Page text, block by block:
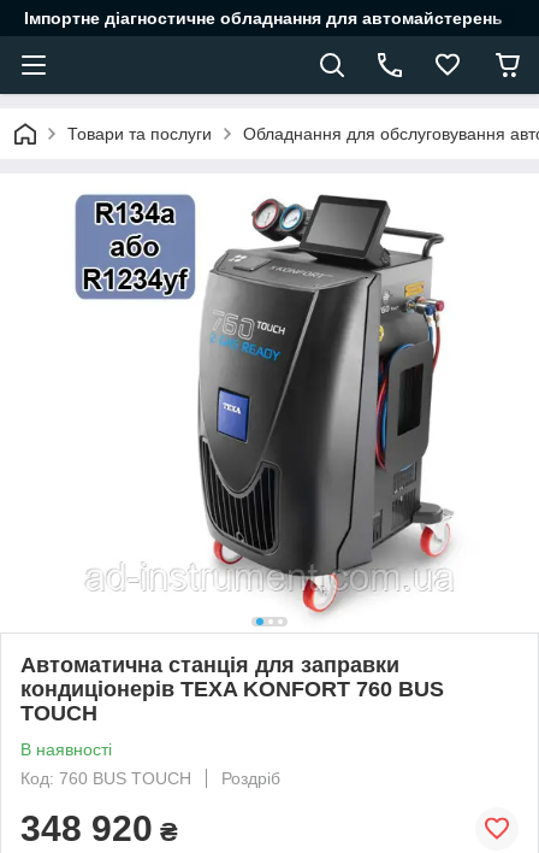
Імпортне діагностичне обладнання для автомайстерень
Товари та послуги Обладнання для обслуговування
Автоматична станція для заправки
кондиціонерів TEXA KONFORT 760 BUS
TOUCH
В наявності
Код: 760 BUS TOUCH
Роздріб
348 920 ₴